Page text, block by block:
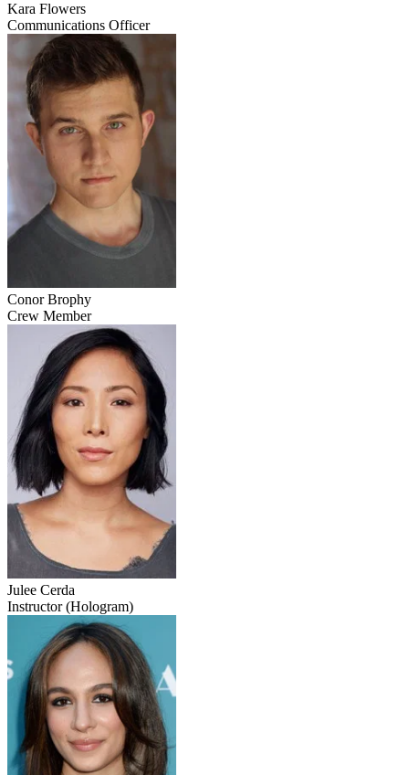
Kara Flowers
Communications Officer
Conor Brophy
Crew Member
Julee Cerda
Instructor (Hologram)